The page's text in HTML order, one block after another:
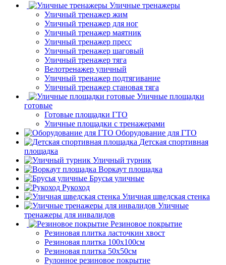
Уличные тренажеры
Уличный тренажер жим
Уличный тренажер для ног
Уличный тренажер маятник
Уличный тренажер пресс
Уличный тренажер шаговый
Уличный тренажер тяга
Велотренажер уличный
Уличный тренажер подтягивание
Уличный тренажер становая тяга
Уличные площадки
готовые
Готовые площадки ГТО
Уличные площадки с тренажерами
Оборудование для ГТО
Детская спортивная
площадка
Уличный турник
Воркаут площадка
Брусья уличные
Рукоход
Уличная шведская стенка
Уличные
тренажеры для инвалидов
Резиновое покрытие
Резиновая плитка ласточкин хвост
Резиновая плитка 100х100см
Резиновая плитка 50х50см
Рулонное резиновое покрытие